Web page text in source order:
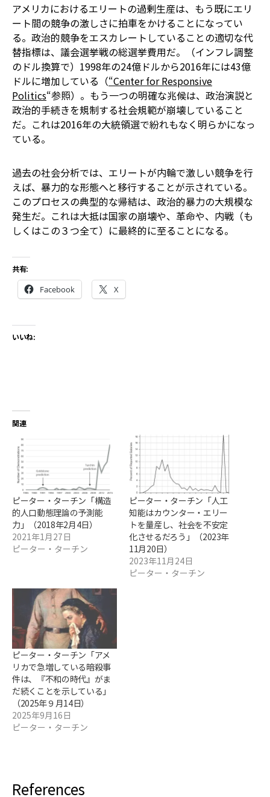
アメリカにおけるエリートの過剰生産は、もう既にエリ
ート間の競争の激しさに拍車をかけることになってい
る。政治的競争をエスカレートしていることの適切な代
替指標は、議会選挙戦の総選挙費用だ。（インフレ調整
のドル換算で）1998年の24億ドルから2016年には43億
ドルに増加している（“Center for Responsive
Politics“参照）。もう一つの明確な兆候は、政治演説と
政治的手続きを規制する社会規範が崩壊していること
だ。これは2016年の大統領選で紛れもなく明らかになっ
ている。
過去の社会分析では、エリートが内輪で激しい競争を行
えば、暴力的な形態へと移行することが示されている。
このプロセスの典型的な帰結は、政治的暴力の大規模な
発生だ。これは大抵は国家の崩壊や、革命や、内戦（も
しくはこの３つ全て）に最終的に至ることになる。
共有:
Facebook X
いいね:
関連
ピーター・ターチン「構造
的人口動態理論の予測能
力」（2018年2月4日）
2021年1月27日
ピーター・ターチン
ピーター・ターチン「人工
知能はカウンター・エリー
トを量産し、社会を不安定
化させるだろう」（2023年
11月20日）
2023年11月24日
ピーター・ターチン
ピーター・ターチン「アメ
リカで急増している暗殺事
件は、『不和の時代』がま
だ続くことを示している」
（2025年９月14日）
2025年9月16日
ピーター・ターチン
References